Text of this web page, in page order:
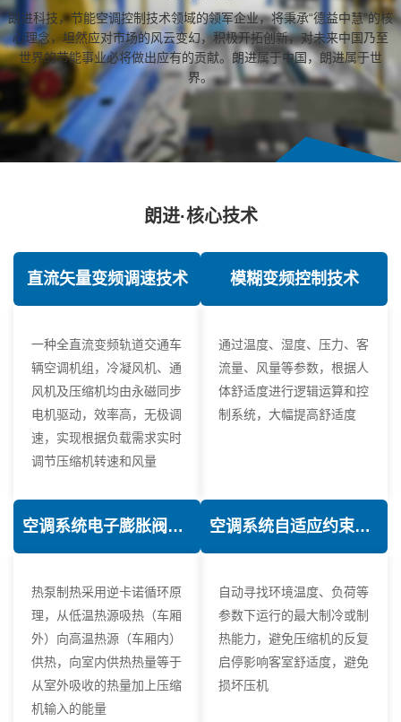
朗进科技，节能空调控制技术领域的领军企业，将秉承“德益中慧”的核
心理念，坦然应对市场的风云变幻，积极开拓创新，对未来中国乃至
世界的节能事业必将做出应有的贡献。朗进属于中国，朗进属于世
界。
朗进·核心技术
直流矢量变频调速技术
一种全直流变频轨道交通车
辆空调机组，冷凝风机、通
风机及压缩机均由永磁同步
电机驱动，效率高，无极调
速，实现根据负载需求实时
调节压缩机转速和风量
模糊变频控制技术
通过温度、湿度、压力、客
流量、风量等参数，根据人
体舒适度进行逻辑运算和控
制系统，大幅提高舒适度
空调系统电子膨胀阀热力学优化技术
热泵制热采用逆卡诺循环原
理，从低温热源吸热（车厢
外）向高温热源（车厢内）
供热，向室内供热热量等于
从室外吸收的热量加上压缩
机输入的能量
空调系统自适应约束控制技术
自动寻找环境温度、负荷等
参数下运行的最大制冷或制
热能力，避免压缩机的反复
启停影响客室舒适度，避免
损坏压机